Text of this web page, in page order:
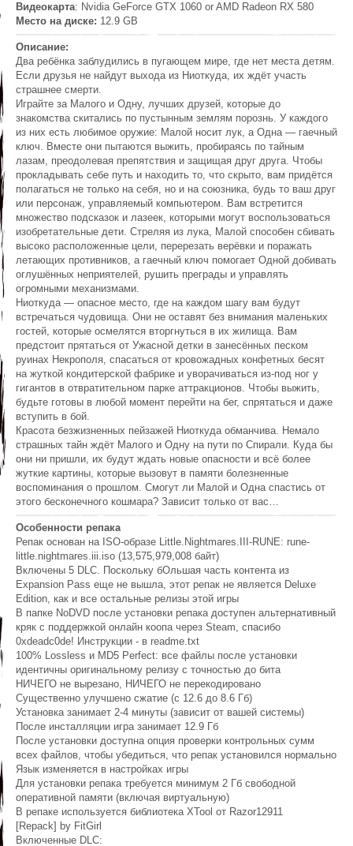
Видеокарта: Nvidia GeForce GTX 1060 or AMD Radeon RX 580
Место на диске: 12.9 GB
Описание:
Два ребёнка заблудились в пугающем мире, где нет места детям.
Если друзья не найдут выхода из Ниоткуда, их ждёт участь
страшнее смерти.
Играйте за Малого и Одну, лучших друзей, которые до
знакомства скитались по пустынным землям порознь. У каждого
из них есть любимое оружие: Малой носит лук, а Одна — гаечный
ключ. Вместе они пытаются выжить, пробираясь по тайным
лазам, преодолевая препятствия и защищая друг друга. Чтобы
прокладывать себе путь и находить то, что скрыто, вам придётся
полагаться не только на себя, но и на союзника, будь то ваш друг
или персонаж, управляемый компьютером. Вам встретится
множество подсказок и лазеек, которыми могут воспользоваться
изобретательные дети. Стреляя из лука, Малой способен сбивать
высоко расположенные цели, перерезать верёвки и поражать
летающих противников, а гаечный ключ помогает Одной добивать
оглушённых неприятелей, рушить преграды и управлять
огромными механизмами.
Ниоткуда — опасное место, где на каждом шагу вам будут
встречаться чудовища. Они не оставят без внимания маленьких
гостей, которые осмелятся вторгнуться в их жилища. Вам
предстоит прятаться от Ужасной детки в занесённых песком
руинах Некрополя, спасаться от кровожадных конфетных бесят
на жуткой кондитерской фабрике и уворачиваться из-под ног у
гигантов в отвратительном парке аттракционов. Чтобы выжить,
будьте готовы в любой момент перейти на бег, спрятаться и даже
вступить в бой.
Красота безжизненных пейзажей Ниоткуда обманчива. Немало
страшных тайн ждёт Малого и Одну на пути по Спирали. Куда бы
они ни пришли, их будут ждать новые опасности и всё более
жуткие картины, которые вызовут в памяти болезненные
воспоминания о прошлом. Смогут ли Малой и Одна спастись от
этого бесконечного кошмара? Зависит только от вас…
Особенности репака
Репак основан на ISO-образе Little.Nightmares.III-RUNE: rune-
little.nightmares.iii.iso (13,575,979,008 байт)
Включены 5 DLC. Поскольку бОльшая часть контента из
Expansion Pass еще не вышла, этот репак не является Deluxe
Edition, как и все остальные релизы этой игры
В папке NoDVD после установки репака доступен альтернативный
кряк с поддержкой онлайн коопа через Steam, спасибо
0xdeadc0de! Инструкции - в readme.txt
100% Lossless и MD5 Perfect: все файлы после установки
идентичны оригинальному релизу с точностью до бита
НИЧЕГО не вырезано, НИЧЕГО не перекодировано
Существенно улучшено сжатие (с 12.6 до 8.6 Гб)
Установка занимает 2-4 минуты (зависит от вашей системы)
После инсталляции игра занимает 12.9 Гб
После установки доступна опция проверки контрольных сумм
всех файлов, чтобы убедиться, что репак установился нормально
Язык изменяется в настройках игры
Для установки репака требуется минимум 2 Гб свободной
оперативной памяти (включая виртуальную)
В репаке используется библиотека XTool от Razor12911
[Repack] by FitGirl
Включенные DLC: